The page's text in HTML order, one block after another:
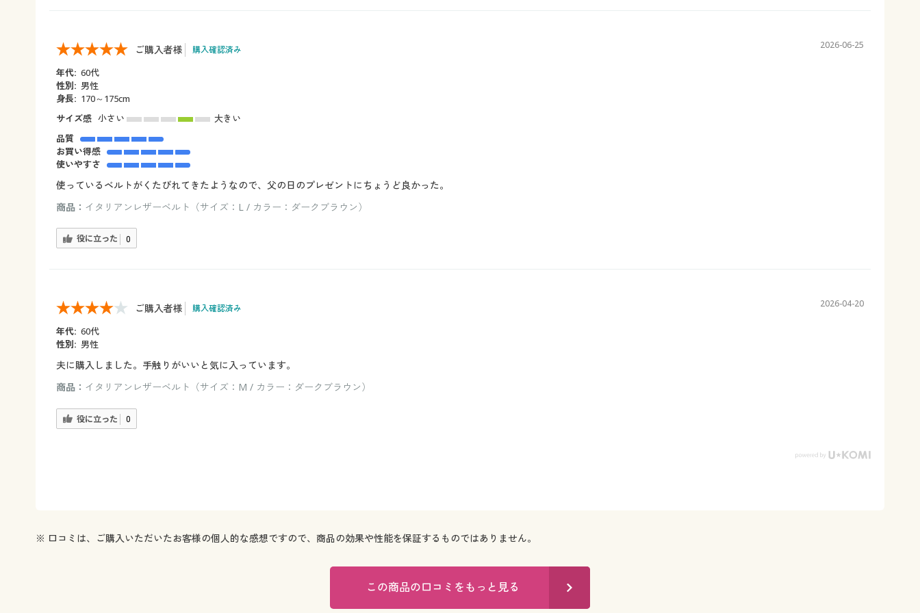
ご購入者様 購入確認済み 2026-06-25
年代: 60代
性別: 男性
身長: 170～175cm
サイズ感 小さい
大きい
品質
お買い得感
使いやすさ
使っているベルトがくたびれてきたようなので、父の日のプレゼントにちょうど良かった。
商品： イタリアンレザーベルト（サイズ：L / カラー：ダークブラウン）
役に立った 0
ご購入者様 購入確認済み 2026-04-20
年代: 60代
性別: 男性
夫に購入しました。手触りがいいと気に入っています。
商品： イタリアンレザーベルト（サイズ：M / カラー：ダークブラウン）
役に立った 0
※ 口コミは、ご購入いただいたお客様の個人的な感想ですので、商品の効果や性能を保証するものではありません。
この商品の口コミをもっと見る